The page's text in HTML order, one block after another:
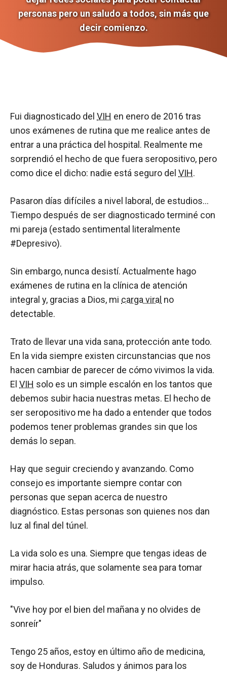
personas pero un saludo a todos, sin más que
decir comienzo.
Fui diagnosticado del VIH en enero de 2016 tras
unos exámenes de rutina que me realice antes de
entrar a una práctica del hospital. Realmente me
sorprendió el hecho de que fuera seropositivo, pero
como dice el dicho: nadie está seguro del VIH.
Pasaron días difíciles a nivel laboral, de estudios…
Tiempo después de ser diagnosticado terminé con
mi pareja (estado sentimental literalmente
#Depresivo).
Sin embargo, nunca desistí. Actualmente hago
exámenes de rutina en la clínica de atención
integral y, gracias a Dios, mi carga viral no
detectable.
Trato de llevar una vida sana, protección ante todo.
En la vida siempre existen circunstancias que nos
hacen cambiar de parecer de cómo vivimos la vida.
El VIH solo es un simple escalón en los tantos que
debemos subir hacia nuestras metas. El hecho de
ser seropositivo me ha dado a entender que todos
podemos tener problemas grandes sin que los
demás lo sepan.
Hay que seguir creciendo y avanzando. Como
consejo es importante siempre contar con
personas que sepan acerca de nuestro
diagnóstico. Estas personas son quienes nos dan
luz al final del túnel.
La vida solo es una. Siempre que tengas ideas de
mirar hacia atrás, que solamente sea para tomar
impulso.
"Vive hoy por el bien del mañana y no olvides de
sonreír"
Tengo 25 años, estoy en último año de medicina,
soy de Honduras. Saludos y ánimos para los